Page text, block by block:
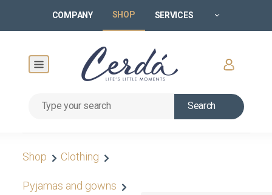
COMPANY SHOP SERVICES
Search
Shop Clothing
Pyjamas and gowns